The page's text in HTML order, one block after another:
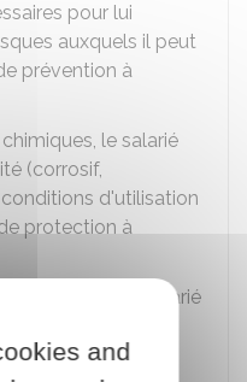
pour lui
auxquels il peut
prévention à
le salarié
(corrosif,
d'utilisation
protection à
disposition du salarié
de ces produits
and